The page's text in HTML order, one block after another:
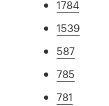
1784
1539
587
785
781